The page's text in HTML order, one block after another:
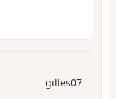
gilles07